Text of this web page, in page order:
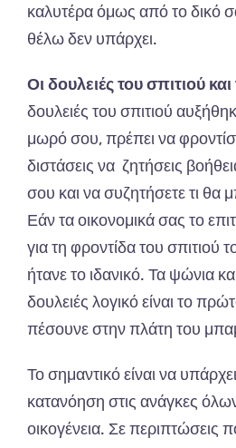
καλυτέρα όμως από το δικό
θέλω δεν υπάρχει.
Οι δουλειές του σπιτιού
δουλειές του σπιτιού
μωρό σου, πρέπει να
διστάσεις να ζητήσεις
σου και να συζητήσετε τι θα
Εάν τα οικονομικά σας το
για τη φροντίδα του σπιτιού
ήτανε το ιδανικό. Τα ψώνια
δουλειές λογικό είναι το
πέσουνε στην πλάτη του
Το σημαντικό είναι να
κατανόηση στις ανάγκες
οικογένεια. Σε περιπτώσεις